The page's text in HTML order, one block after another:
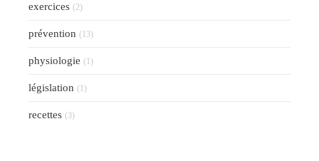
exercices (2)
prévention (13)
physiologie (1)
législation (1)
recettes (3)